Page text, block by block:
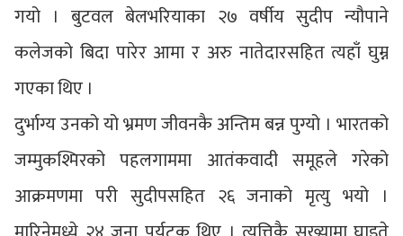
गयो । बुटवल बेलभरियाका २७ वर्षीय सुदीप न्यौपाने
कलेजको बिदा पारेर आमा र अरु नातेदारसहित त्यहाँ घुम्न
गएका थिए ।
दुर्भाग्य उनको यो भ्रमण जीवनकै अन्तिम बन्न पुग्यो । भारतको
जम्मुकश्मिरको पहलगाममा आतंकवादी समूहले गरेको
आक्रमणमा परी सुदीपसहित २६ जनाको मृत्यु भयो ।